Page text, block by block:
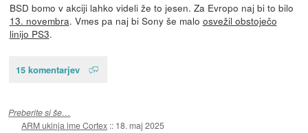
BSD bomo v akciji lahko videli že to jesen. Za Evropo naj bi to bilo
13. novembra. Vmes pa naj bi Sony še malo osvežil obstoječo
linijo PS3.
15 komentarjev
Preberite si še…
ARM ukinja ime Cortex :: 18. maj 2025